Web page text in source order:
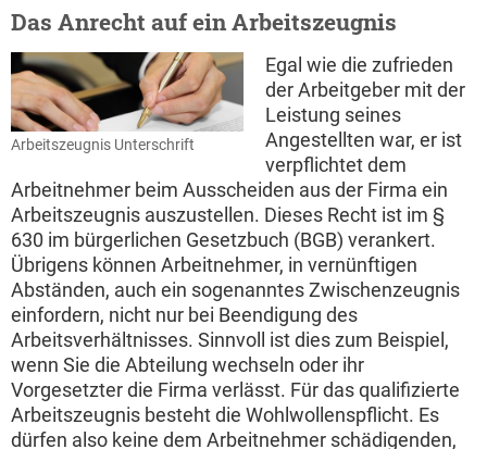
Das Anrecht auf ein Arbeitszeugnis
Arbeitszeugnis Unterschrift
Egal wie die zufrieden
der Arbeitgeber mit der
Leistung seines
Angestellten war, er ist
verpflichtet dem
Arbeitnehmer beim Ausscheiden aus der Firma ein
Arbeitszeugnis auszustellen. Dieses Recht ist im §
630 im bürgerlichen Gesetzbuch (BGB) verankert.
Übrigens können Arbeitnehmer, in vernünftigen
Abständen, auch ein sogenanntes Zwischenzeugnis
einfordern, nicht nur bei Beendigung des
Arbeitsverhältnisses. Sinnvoll ist dies zum Beispiel,
wenn Sie die Abteilung wechseln oder ihr
Vorgesetzter die Firma verlässt. Für das qualifizierte
Arbeitszeugnis besteht die Wohlwollenspflicht. Es
dürfen also keine dem Arbeitnehmer schädigenden,